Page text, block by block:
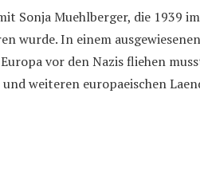
Sonja Muehlberger, die 1939
wurde. In einem
vor den Nazis fliehen
weiteren europaeischen